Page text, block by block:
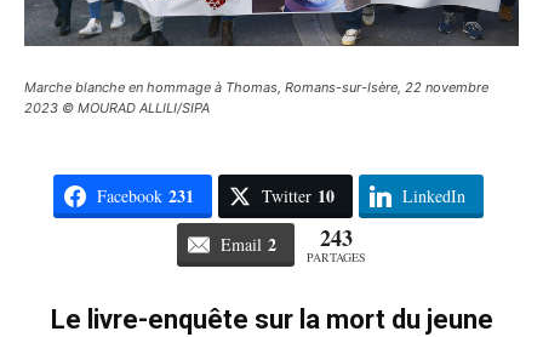
Marche blanche en hommage à Thomas, Romans-sur-Isère, 22 novembre
2023 © MOURAD ALLILI/SIPA
Facebook 231 Twitter 10 LinkedIn
Email 2 243
PARTAGES
Le livre-enquête sur la mort du jeune